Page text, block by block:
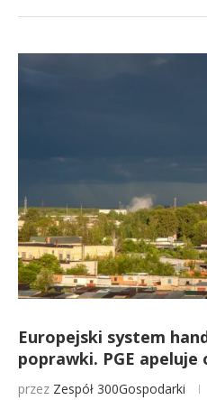
Europejski system
poprawki. PGE apeluje
przez Zespół 300Gospodarki